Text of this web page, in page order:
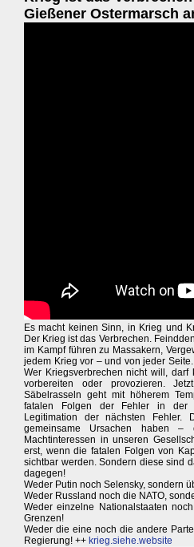
Gießener Ostermarsch
Es macht keinen Sinn, in Krieg und
Der Krieg ist das Verbrechen.
im Kampf führen zu Massakern,
jedem Krieg vor – und von jeder
Wer Kriegsverbrechen nicht will,
vorbereiten oder provozieren.
Säbelrasseln geht mit höherem
fatalen Folgen der Fehler in der
Legitimation der nächsten
gemeinsame Ursachen haben
Machtinteressen in unseren
erst, wenn die fatalen Folgen von
sichtbar werden. Sondern diese sind
dagegen!
Weder Putin noch Selensky, sondern
Weder Russland noch die NATO,
Weder einzelne Nationalstaaten
Grenzen!
Weder die eine noch die andere
Regierung! ++ krieg.siehe.website